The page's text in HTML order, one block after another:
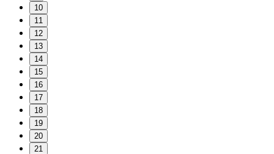
10
11
12
13
14
15
16
17
18
19
20
21